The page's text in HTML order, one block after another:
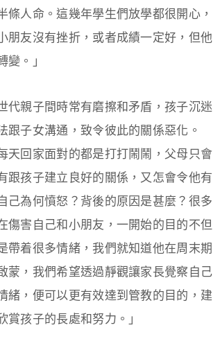
人命。這幾年學生們放學都很開心，
朋友沒有挫折，或者成績一定好，但他
。」
代親子間時常有磨擦和矛盾，孩子沉迷
子女溝通，致令彼此的關係惡化。
天回家面對的都是打打鬧鬧，父母只會
跟孩子建立良好的關係，又怎會令他有
己為何憤怒？背後的原因是甚麼？很多
傷害自己和小朋友，一開始的目的不但
帶着很多情緒，我們就知道他在周末期
蒙，我們希望透過靜觀讓家長覺察自己
緒，便可以更有效達到管教的目的，建
孩子的長處和努力。」